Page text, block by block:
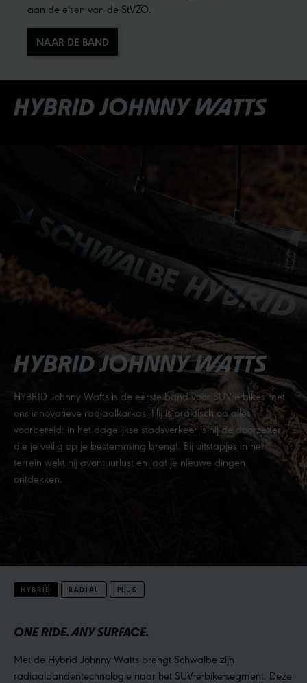
aan de eisen van de StVZO.
NAAR DE BAND
HYBRID JOHNNY WATTS
HYBRID JOHNNY WATTS
HYBRID Johnny Watts is de eerste band voor SUV-e-bikes met
ons innovatieve radiaalkarkas. Hij is praktisch op alles
voorbereid: in het dagelijkse stadsverkeer is hij de doorzetter
die je veilig op je bestemming brengt. Bij uitstapjes in het
terrein wekt hij avontuurlust en laat je nieuwe dingen
ontdekken.
HYBRID RADIAL PLUS
ONE RIDE. ANY SURFACE.
Met de Hybrid Johnny Watts brengt Schwalbe zijn
radiaalbandentechnologie naar het SUV-e-bike-segment. Deze